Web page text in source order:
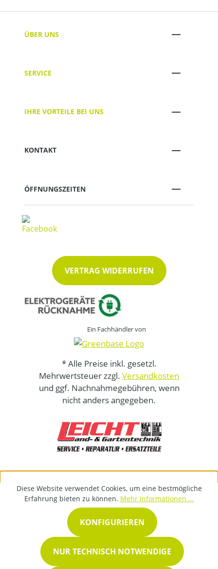
ÜBER UNS
SERVICE
IHRE VORTEILE BEI UNS
KONTAKT
ÖFFNUNGSZEITEN
VERTRAG WIDERRUFEN
Ein Fachhändler von
* Alle Preise inkl. gesetzl.
Mehrwertsteuer zzgl. Versandkosten
und ggf. Nachnahmegebühren, wenn
nicht anders angegeben.
Diese Website verwendet Cookies, um eine bestmögliche
Erfahrung bieten zu können. Mehr Informationen ...
NUR TECHNISCH NOTWENDIGE
KONFIGURIEREN